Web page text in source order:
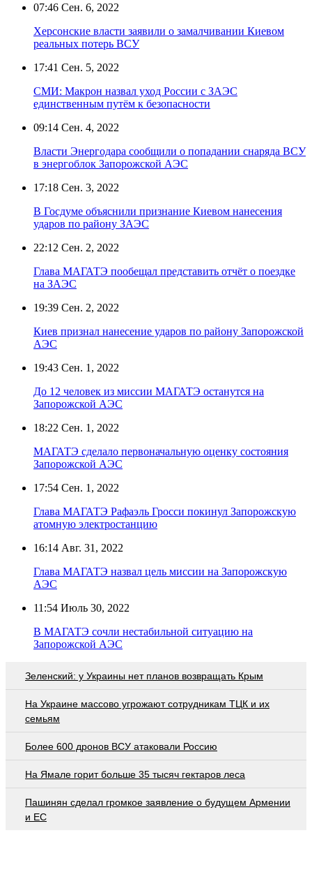
07:46 Сен. 6, 2022
Херсонские власти заявили о замалчивании Киевом
реальных потерь ВСУ
17:41 Сен. 5, 2022
СМИ: Макрон назвал уход России с ЗАЭС
единственным путём к безопасности
09:14 Сен. 4, 2022
Власти Энергодара сообщили о попадании снаряда ВСУ
в энергоблок Запорожской АЭС
17:18 Сен. 3, 2022
В Госдуме объяснили признание Киевом нанесения
ударов по району ЗАЭС
22:12 Сен. 2, 2022
Глава МАГАТЭ пообещал представить отчёт о поездке
на ЗАЭС
19:39 Сен. 2, 2022
Киев признал нанесение ударов по району Запорожской
АЭС
19:43 Сен. 1, 2022
До 12 человек из миссии МАГАТЭ останутся на
Запорожской АЭС
18:22 Сен. 1, 2022
МАГАТЭ сделало первоначальную оценку состояния
Запорожской АЭС
17:54 Сен. 1, 2022
Глава МАГАТЭ Рафаэль Гросси покинул Запорожскую
атомную электростанцию
16:14 Авг. 31, 2022
Глава МАГАТЭ назвал цель миссии на Запорожскую
АЭС
11:54 Июль 30, 2022
В МАГАТЭ сочли нестабильной ситуацию на
Запорожской АЭС
Зеленский: у Украины нет планов возвращать Крым
На Украине массово угрожают сотрудникам ТЦК и их
семьям
Более 600 дронов ВСУ атаковали Россию
На Ямале горит больше 35 тысяч гектаров леса
Пашинян сделал громкое заявление о будущем Армении
и ЕС